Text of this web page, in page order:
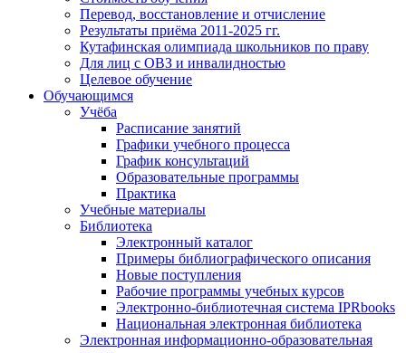
Перевод, восстановление и отчисление
Результаты приёма 2011-2025 гг.
Кутафинская олимпиада школьников по праву
Для лиц с ОВЗ и инвалидностью
Целевое обучение
Обучающимся
Учёба
Расписание занятий
Графики учебного процесса
График консультаций
Образовательные программы
Практика
Учебные материалы
Библиотека
Электронный каталог
Примеры библиографического описания
Новые поступления
Рабочие программы учебных курсов
Электронно-библиотечная система IPRbooks
Национальная электронная библиотека
Электронная информационно-образовательная